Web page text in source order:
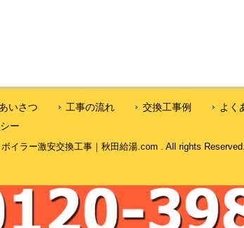
いさつ 工事の流れ 交換工事例 よく
ー
イラー激安交換工事｜秋田給湯.com . All rights Reserved.